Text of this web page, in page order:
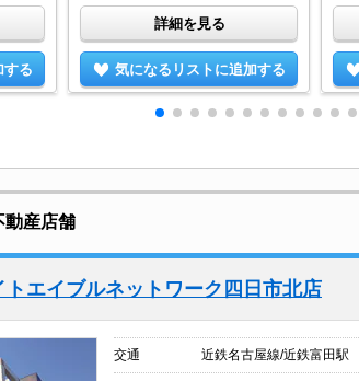
する
詳細を見る
気になるリストに追加する
動産店舗
エイブルネットワーク四日市北店
交通 近鉄名古屋線/近鉄富田駅